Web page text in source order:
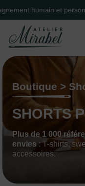
humain et personnalisé
Boutique >
SHORTS
Plus de 1 000
envies : T-shirts,
accessoires.